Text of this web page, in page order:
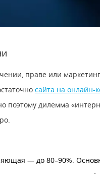
праве или
сайта на онлайн-
дилемма
— до 80–90%.